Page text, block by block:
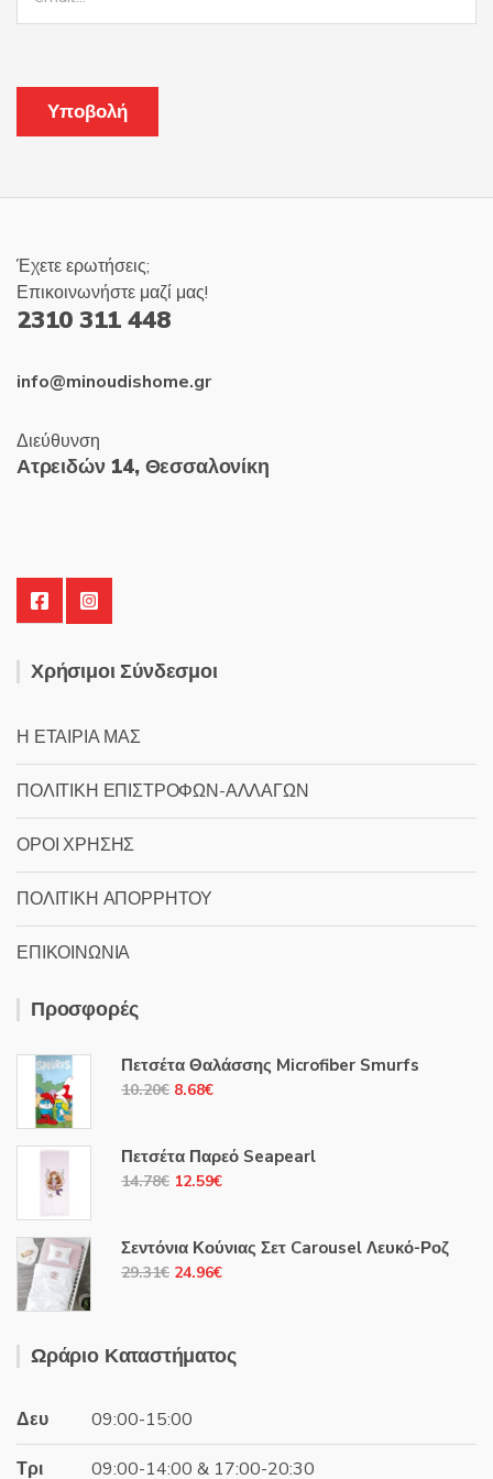
Έχετε ερωτήσεις;
Επικοινωνήστε μαζί μας!
2310 311 448
info@minoudishome.gr
Διεύθυνση
Ατρειδών 14, Θεσσαλονίκη
Χρήσιμοι Σύνδεσμοι
Η ΕΤΑΙΡΙΑ ΜΑΣ
ΠΟΛΙΤΙΚΗ ΕΠΙΣΤΡΟΦΩΝ-ΑΛΛΑΓΩΝ
ΟΡΟΙ ΧΡΗΣΗΣ
ΠΟΛΙΤΙΚΗ ΑΠΟΡΡΗΤΟΥ
ΕΠΙΚΟΙΝΩΝΙΑ
Προσφορές
Πετσέτα Θαλάσσης Microfiber Smurfs
10.20€ Original
10.20€.
8.68€Η
είναι:
8.68€.
Πετσέτα Παρεό Seapearl
14.78€ Original
14.78€.
12.59€Η
είναι:
12.59€.
Σεντόνια Κούνιας Σετ Carousel Λευκό-Ροζ
29.31€ Original
29.31€.
24.96€Η
είναι:
Ωράριο Καταστήματος
Δευ 09:00-15:00
Τρι 09:00-14:00 & 17:00-20:30